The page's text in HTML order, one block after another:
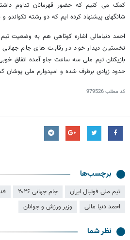
کمک می کنیم که حضور قهرمانان تداوم
شانگهای پیشنهاد کرده ایم که دو رشته
احمد دنیامالی اشاره کوتاهی هم به وضعیت تیم
نخستین دیدار خود در رقابت های جام
بازیکنان تیم ملی سه ساعت جلو آمده اتفاق
حدود زیادی برطرف شده و امیدوارم ملی پوشان
کد مطلب979526
برچسب‌ها
تیم ملی فوتبال ایران جام جهانی ۲۰۲۶
احمد دنیا مالی
وزیر ورزش و جوانان
نظر شما